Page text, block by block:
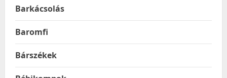
Barkácsolás
Baromfi
Bárszékek